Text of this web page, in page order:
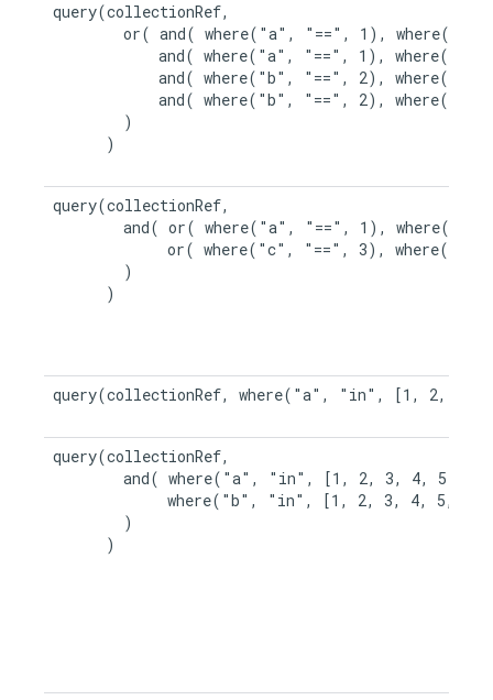
query(collectionRef,
or( and( where("a", "==", 1),
and( where("a", "==", 1),
and( where("b", "==", 2),
and( where("b", "==", 2),
        )
      )
query(collectionRef,
and( or( where("a", "==", 1),
or( where("c", "==", 3),
        )
      )
query(collectionRef, where("a", "in", [1, 2,
query(collectionRef,
        and( where("a", "in", [1, 2, 3, 4, 5]),
where("b", "in", [1, 2, 3, 4, 5, 6,
        )
      )